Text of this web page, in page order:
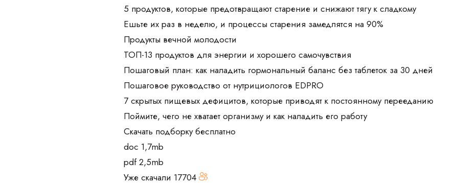
5 продуктов, которые предотвращают старение и снижают тягу к сладкому
Ешьте их раз в неделю, и процессы старения замедлятся на 90%
Продукты вечной молодости
ТОП-13 продуктов для энергии и хорошего самочувствия
Пошаговый план: как наладить гормональный баланс без таблеток за 30 дней
Пошаговое руководство от нутрициологов EDPRO
7 скрытых пищевых дефицитов, которые приводят к постоянному перееданию
Поймите, чего не хватает организму и как наладить его работу
Скачать подборку бесплатно
doc 1,7mb
pdf 2,5mb
Уже скачали 17704